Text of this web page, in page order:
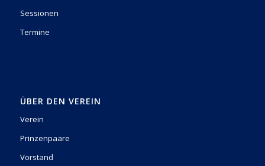
Sessionen
Termine
ÜBER DEN VEREIN
Verein
Prinzenpaare
Vorstand